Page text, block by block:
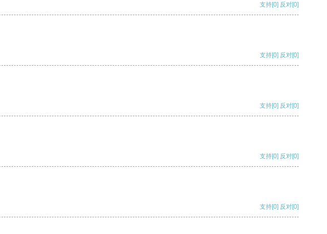
支持[0] 反对[0]
支持[0] 反对[0]
支持[0] 反对[0]
支持[0] 反对[0]
支持[0] 反对[0]